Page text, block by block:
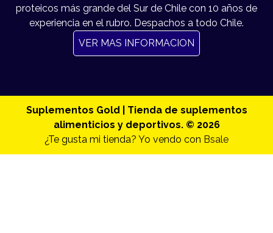
proteicos más grande del Sur de Chile con 10 años de
experiencia en el rubro. Despachos a todo Chile.
VER MAS INFORMACION
Suplementos Gold | Tienda de suplementos
alimenticios y deportivos. © 2026
¿Te gusta mi tienda? Yo vendo con Bsale